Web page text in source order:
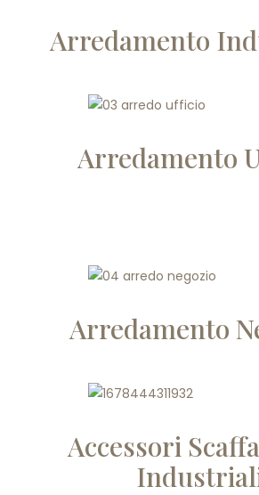
Arredamento
Arredamento
Arredamento
Accessori